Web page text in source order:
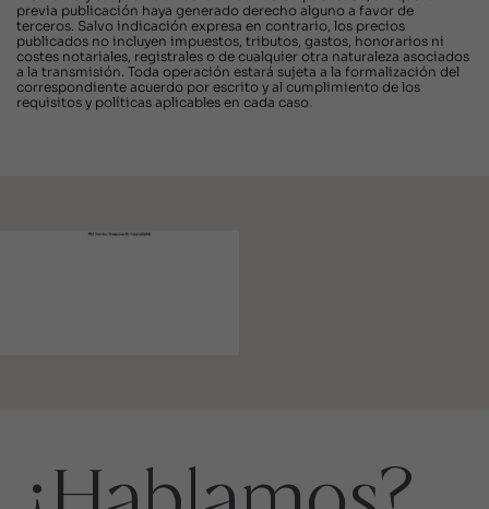
previa publicación haya generado derecho alguno a favor de
terceros. Salvo indicación expresa en contrario, los precios
publicados no incluyen impuestos, tributos, gastos, honorarios ni
costes notariales, registrales o de cualquier otra naturaleza asociados
a la transmisión. Toda operación estará sujeta a la formalización del
correspondiente acuerdo por escrito y al cumplimiento de los
requisitos y políticas aplicables en cada caso.